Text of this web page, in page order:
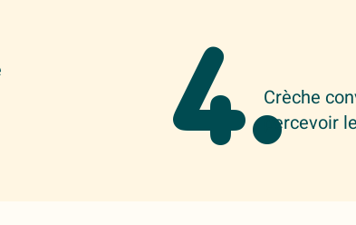
4.Crèche
percevoir